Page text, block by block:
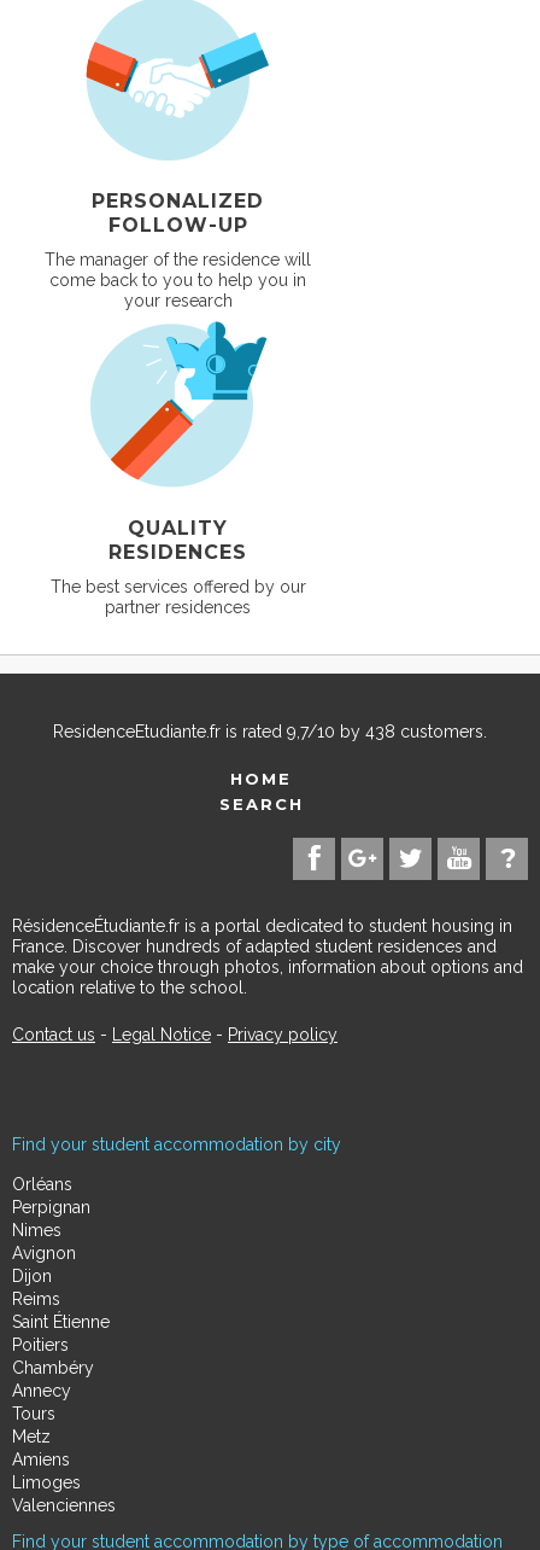
PERSONALIZED
FOLLOW-UP
The manager of the residence will
come back to you to help you in
your research
QUALITY
RESIDENCES
The best services offered by our
partner residences
ResidenceEtudiante.fr is rated 9,7/10 by 438 customers.
HOME
SEARCH
RésidenceÉtudiante.fr is a portal dedicated to student housing in
France. Discover hundreds of adapted student residences and
make your choice through photos, information about options and
location relative to the school.
Contact us - Legal Notice - Privacy policy
Find your student accommodation by city
Orléans
Perpignan
Nimes
Avignon
Dijon
Reims
Saint Étienne
Poitiers
Chambéry
Annecy
Tours
Metz
Amiens
Limoges
Valenciennes
Find your student accommodation by type of accommodation